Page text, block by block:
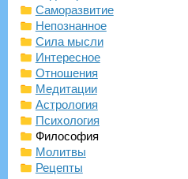
Саморазвитие
Непознанное
Сила мысли
Интересное
Отношения
Медитации
Астрология
Психология
Философия
Молитвы
Рецепты